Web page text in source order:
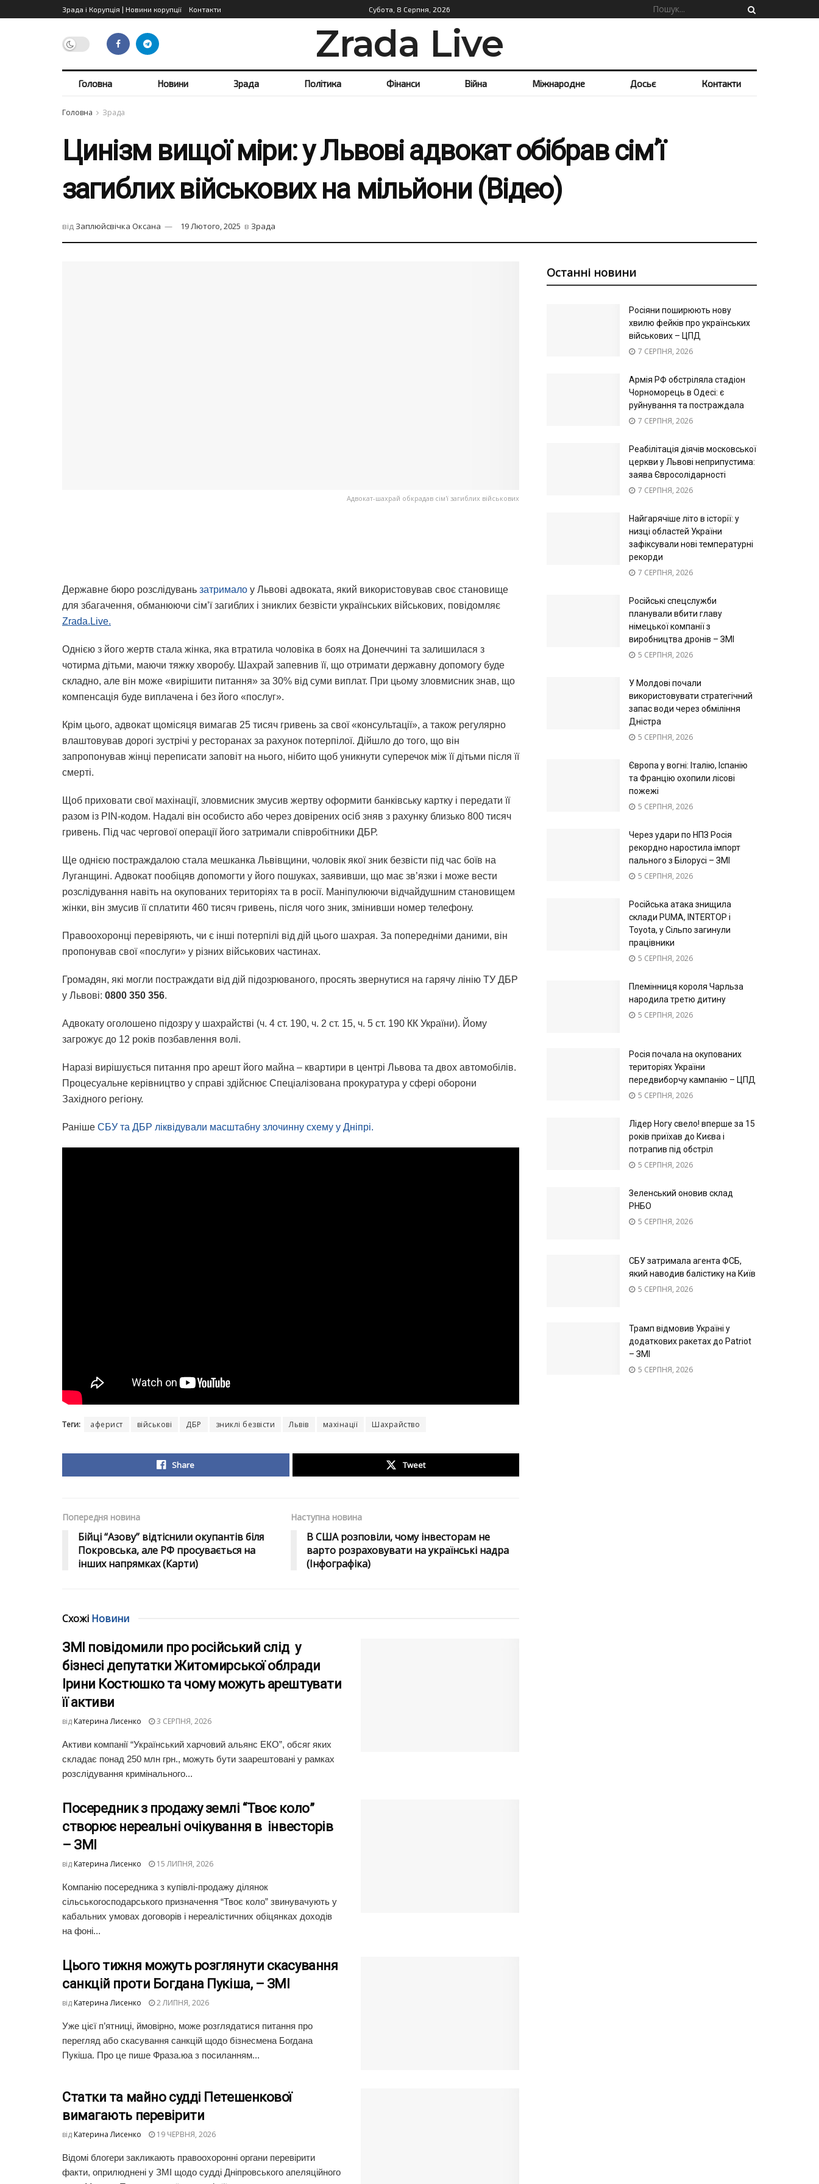
Зрада і Корупція | Новини корупції Контакти Субота, 8 Серпня, 2026
Zrada Live
Головна Новини Зрада Політика Фінанси Війна Міжнародне Досьє Контакти
Головна Зрада
Цинізм вищої міри: у Львові адвокат обібрав сім’ї
загиблих військових на мільйони (Відео)
від Заплюйсвічка Оксана 19 Лютого, 2025 в Зрада
Адвокат-шахрай обкрадав сім'ї загиблих військових
Державне бюро розслідувань затримало у Львові адвоката, який використовував своє становище
для збагачення, обманюючи сім’ї загиблих і зниклих безвісти українських військових, повідомляє
Zrada.Live.
Однією з його жертв стала жінка, яка втратила чоловіка в боях на Донеччині та залишилася з
чотирма дітьми, маючи тяжку хворобу. Шахрай запевнив її, що отримати державну допомогу буде
складно, але він може «вирішити питання» за 30% від суми виплат. При цьому зловмисник знав, що
компенсація буде виплачена і без його «послуг».
Крім цього, адвокат щомісяця вимагав 25 тисяч гривень за свої «консультації», а також регулярно
влаштовував дорогі зустрічі у ресторанах за рахунок потерпілої. Дійшло до того, що він
запропонував жінці переписати заповіт на нього, нібито щоб уникнути суперечок між її дітьми після її
смерті.
Щоб приховати свої махінації, зловмисник змусив жертву оформити банківську картку і передати її
разом із PIN-кодом. Надалі він особисто або через довірених осіб зняв з рахунку близько 800 тисяч
гривень. Під час чергової операції його затримали співробітники ДБР.
Ще однією постраждалою стала мешканка Львівщини, чоловік якої зник безвісти під час боїв на
Луганщині. Адвокат пообіцяв допомогти у його пошуках, заявивши, що має зв’язки і може вести
розслідування навіть на окупованих територіях та в росії. Маніпулюючи відчайдушним становищем
жінки, він змусив її сплатити 460 тисяч гривень, після чого зник, змінивши номер телефону.
Правоохоронці перевіряють, чи є інші потерпілі від дій цього шахрая. За попередніми даними, він
пропонував свої «послуги» у різних військових частинах.
Громадян, які могли постраждати від дій підозрюваного, просять звернутися на гарячу лінію ТУ ДБР
у Львові: 0800 350 356.
Адвокату оголошено підозру у шахрайстві (ч. 4 ст. 190, ч. 2 ст. 15, ч. 5 ст. 190 КК України). Йому
загрожує до 12 років позбавлення волі.
Наразі вирішується питання про арешт його майна – квартири в центрі Львова та двох автомобілів.
Процесуальне керівництво у справі здійснює Спеціалізована прокуратура у сфері оборони
Західного регіону.
Раніше СБУ та ДБР ліквідували масштабну злочинну схему у Дніпрі.
Теги: аферист військові ДБР зниклі безвісти Львів махінації Шахрайство
Share Tweet
Попередня новина
Бійці “Азову” відтіснили окупантів біля
Покровська, але РФ просувається на
інших напрямках (Карти)
Наступна новина
В США розповіли, чому інвесторам не
варто розраховувати на українські надра
(Інфографіка)
Схожі Новини
ЗМІ повідомили про російський слід у
бізнесі депутатки Житомирської облради
Ірини Костюшко та чому можуть арештувати
її активи
від Катерина Лисенко 3 СЕРПНЯ, 2026
Активи компанії “Український харчовий альянс ЕКО”, обсяг яких
складає понад 250 млн грн., можуть бути заарештовані у рамках
розслідування кримінального...
Посередник з продажу землі “Твоє коло”
створює нереальні очікування в інвесторів
– ЗМІ
від Катерина Лисенко 15 ЛИПНЯ, 2026
Компанію посередника з купівлі-продажу ділянок
сільськогосподарського призначення “Твоє коло” звинувачують у
кабальних умовах договорів і нереалістичних обіцянках доходів
на фоні...
Цього тижня можуть розглянути скасування
санкцій проти Богдана Пукіша, – ЗМІ
від Катерина Лисенко 2 ЛИПНЯ, 2026
Уже цієї п’ятниці, ймовірно, може розглядатися питання про
перегляд або скасування санкцій щодо бізнесмена Богдана
Пукіша. Про це пише Фраза.юа з посиланням...
Статки та майно судді Петешенкової
вимагають перевірити
від Катерина Лисенко 19 ЧЕРВНЯ, 2026
Відомі блогери закликають правоохоронні органи перевірити
факти, оприлюднені у ЗМІ щодо судді Дніпровського апеляційного
Останні новини
Росіяни поширюють нову
хвилю фейків про українських
військових – ЦПД
7 СЕРПНЯ, 2026
Армія РФ обстріляла стадіон
Чорноморець в Одесі: є
руйнування та постраждала
7 СЕРПНЯ, 2026
Реабілітація діячів московської
церкви у Львові неприпустима:
заява Євросолідарності
7 СЕРПНЯ, 2026
Найгарячіше літо в історії: у
низці областей України
зафіксували нові температурні
рекорди
7 СЕРПНЯ, 2026
Російські спецслужби
планували вбити главу
німецької компанії з
виробництва дронів – ЗМІ
5 СЕРПНЯ, 2026
У Молдові почали
використовувати стратегічний
запас води через обміління
Дністра
5 СЕРПНЯ, 2026
Європа у вогні: Італію, Іспанію
та Францію охопили лісові
пожежі
5 СЕРПНЯ, 2026
Через удари по НПЗ Росія
рекордно наростила імпорт
пального з Білорусі – ЗМІ
5 СЕРПНЯ, 2026
Російська атака знищила
склади PUMA, INTERTOP і
Toyota, у Сільпо загинули
працівники
5 СЕРПНЯ, 2026
Племінниця короля Чарльза
народила третю дитину
5 СЕРПНЯ, 2026
Росія почала на окупованих
територіях України
передвиборчу кампанію – ЦПД
5 СЕРПНЯ, 2026
Лідер Ногу свело! вперше за 15
років приїхав до Києва і
потрапив під обстріл
5 СЕРПНЯ, 2026
Зеленський оновив склад
РНБО
5 СЕРПНЯ, 2026
СБУ затримала агента ФСБ,
який наводив балістику на Київ
5 СЕРПНЯ, 2026
Трамп відмовив Україні у
додаткових ракетах до Patriot
– ЗМІ
5 СЕРПНЯ, 2026